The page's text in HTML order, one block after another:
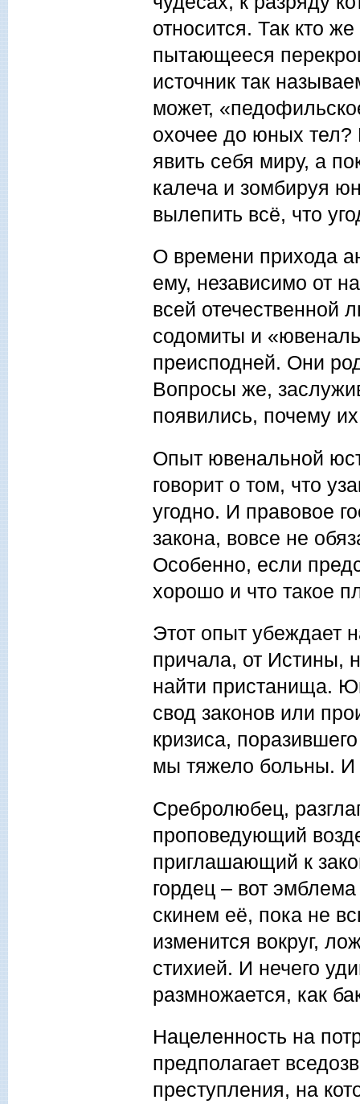
относится. Так кто
пытающееся
источник так
может,
охочее до юных тел?
явить себя миру, а
калеча и зомбируя
вылепить всё, что
О времени прихода
ему, независимо от
всей отечественной
содомиты и
преисподней. Они
Вопросы же,
появились, почему
Опыт ювенальной
говорит о том, что
угодно. И правовое
закона, вовсе не
Особенно, если
хорошо и что такое
Этот опыт убеждает
причала, от Истины,
найти пристанища.
свод законов или
кризиса,
мы тяжело больны. И
Сребролюбец,
проповедующий
приглашающий к
гордец – вот
скинем её, пока не
изменится вокруг,
стихией. И нечего
размножается, как
Нацеленность на
предполагает
преступления, на